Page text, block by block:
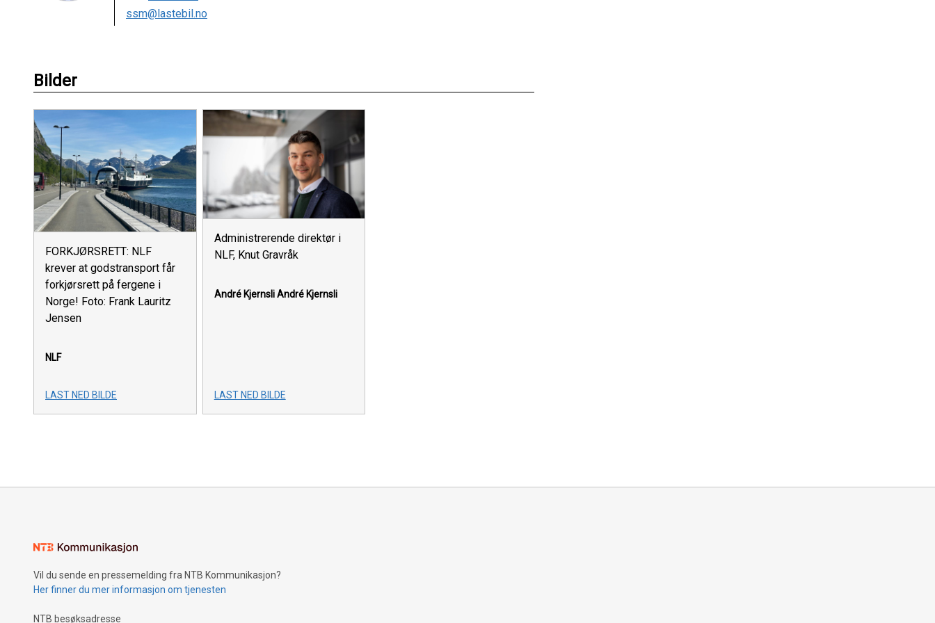
ssm@lastebil.no
Bilder
FORKJØRSRETT: NLF
krever at godstransport får
forkjørsrett på fergene i
Norge! Foto: Frank Lauritz
Jensen
NLF
LAST NED BILDE
Administrerende direktør i
NLF, Knut Gravråk
André Kjernsli André Kjernsli
LAST NED BILDE
Vil du sende en pressemelding fra NTB Kommunikasjon?
Her finner du mer informasjon om tjenesten
NTB besøksadresse